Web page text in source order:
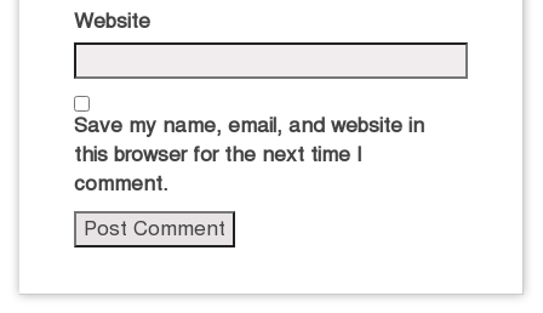
Website
Save my name, email, and website in
this browser for the next time I
comment.